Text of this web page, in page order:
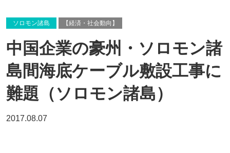
ソロモン諸島 【経済・社会動向】
中国企業の豪州・ソロモン諸
島間海底ケーブル敷設工事に
難題（ソロモン諸島）
2017.08.07